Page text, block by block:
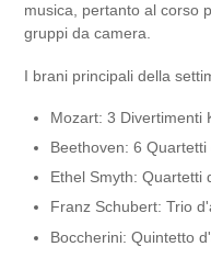
musica, pertanto al corso
gruppi da camera.
I brani principali della
Mozart: 3 Divertimenti
Beethoven: 6
Ethel Smyth: Quartetti
Franz Schubert: Trio
Boccherini: Quintetto